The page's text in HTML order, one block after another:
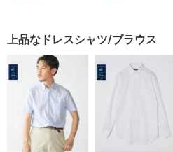
上品なドレスシャツ/ブラウス